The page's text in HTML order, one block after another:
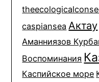
caspiansea Актау
Аманниязов
Воспоминания
Каспийское море